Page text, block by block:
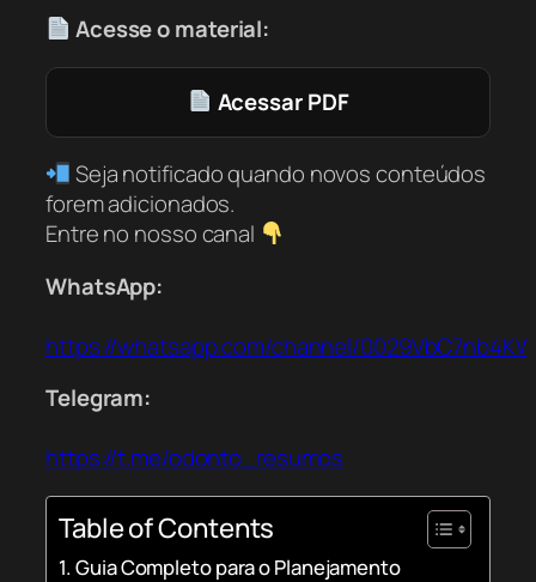
Acesse o material:
Acessar PDF
Seja notificado quando novos conteúdos
forem adicionados.
Entre no nosso canal
WhatsApp:
https://whatsapp.com/channel/
Telegram:
https://t.me/odonto_resumos
Table of Contents
Guia Completo para o Planejamento